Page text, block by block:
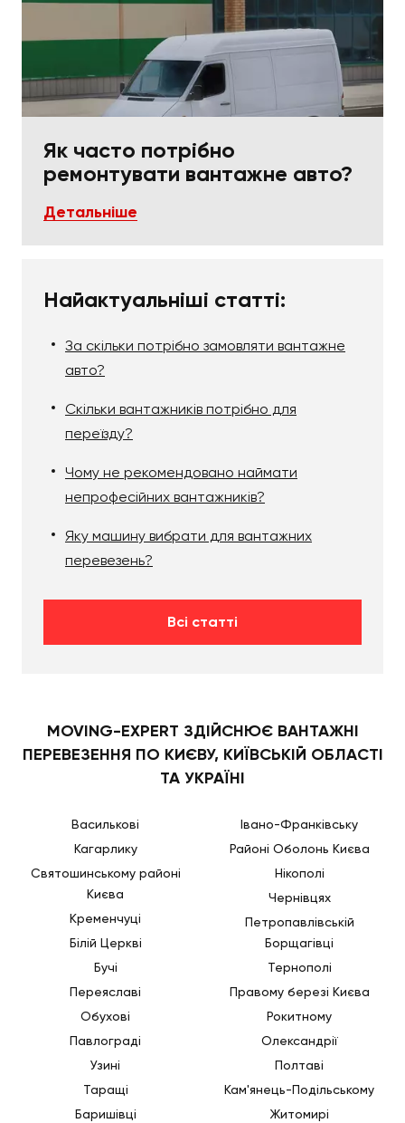
Як часто потрібно
ремонтувати вантажне авто?
Детальніше
Найактуальніші статті:
За скільки потрібно замовляти вантажне
авто?
Скільки вантажників потрібно для
переїзду?
Чому не рекомендовано наймати
непрофесійних вантажників?
Яку машину вибрати для вантажних
перевезень?
Всі статті
MOVING-EXPERT ЗДІЙСНЮЄ ВАНТАЖНІ
ПЕРЕВЕЗЕННЯ ПО КИЄВУ, КИЇВСЬКІЙ ОБЛАСТІ
ТА УКРАЇНІ
Василькові
Кагарлику
Святошинському районі
Києва
Кременчуці
Білій Церкві
Бучі
Переяславі
Обухові
Павлограді
Узині
Таращі
Баришівці
Івано-Франківську
Районі Оболонь Києва
Нікополі
Чернівцях
Петропавлівській
Борщагівці
Тернополі
Правому березі Києва
Рокитному
Олександрії
Полтаві
Кам'янець-Подільському
Житомирі